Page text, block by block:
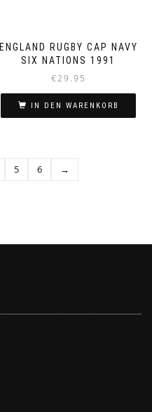
ENGLAND RUGBY CAP NAVY
SIX NATIONS 1991
€29.95
IN DEN WARENKORB
5 6 →